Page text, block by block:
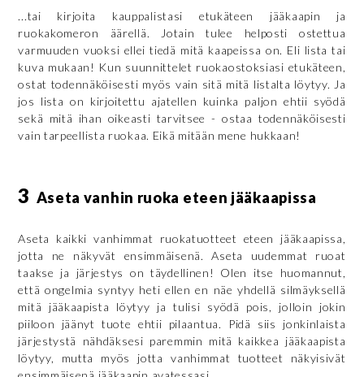
...tai kirjoita kauppalistasi etukäteen jääkaapin ja
ruokakomeron äärellä. Jotain tulee helposti ostettua
varmuuden vuoksi ellei tiedä mitä kaapeissa on. Eli lista tai
kuva mukaan! Kun suunnittelet ruokaostoksiasi etukäteen,
ostat todennäköisesti myös vain sitä mitä listalta löytyy. Ja
jos lista on kirjoitettu ajatellen kuinka paljon ehtii syödä
sekä mitä ihan oikeasti tarvitsee - ostaa todennäköisesti
vain tarpeellista ruokaa. Eikä mitään mene hukkaan!
3 Aseta vanhin ruoka eteen jääkaapissa
Aseta kaikki vanhimmat ruokatuotteet eteen jääkaapissa,
jotta ne näkyvät ensimmäisenä. Aseta uudemmat ruoat
taakse ja järjestys on täydellinen! Olen itse huomannut,
että ongelmia syntyy heti ellen en näe yhdellä silmäyksellä
mitä jääkaapista löytyy ja tulisi syödä pois, jolloin jokin
piiloon jäänyt tuote ehtii pilaantua. Pidä siis jonkinlaista
järjestystä nähdäksesi paremmin mitä kaikkea jääkaapista
löytyy, mutta myös jotta vanhimmat tuotteet näkyisivät